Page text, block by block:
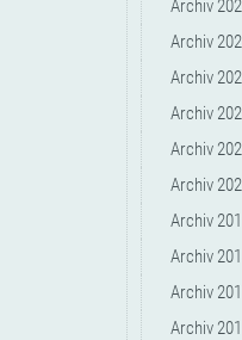
Archiv
Archiv
Archiv
Archiv
Archiv
Archiv
Archiv
Archiv
Archiv
Archiv